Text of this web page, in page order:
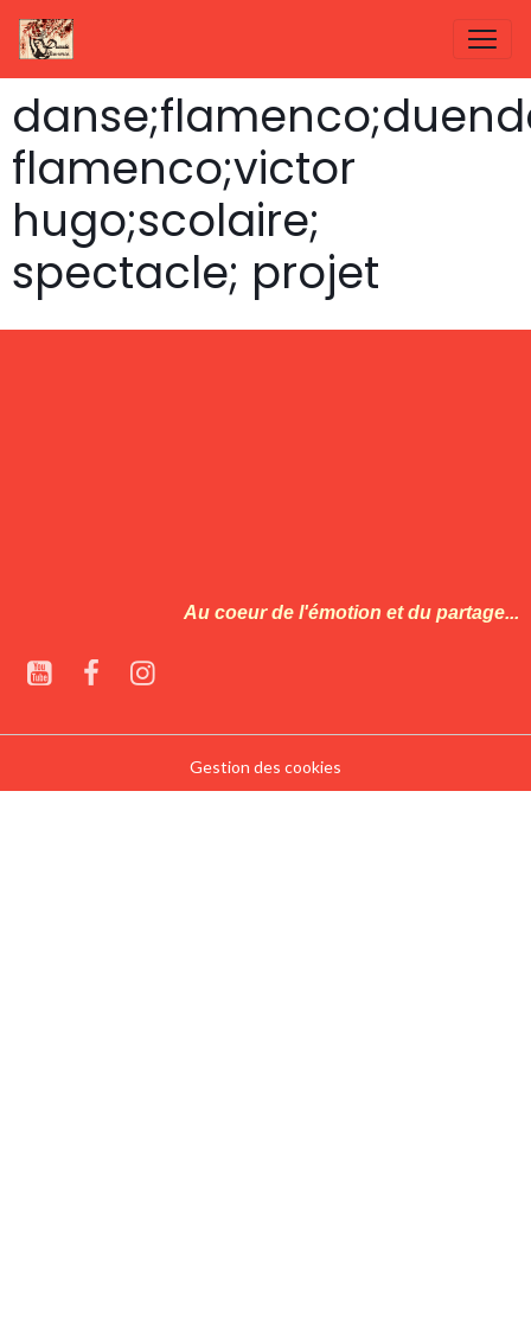
flamenco;victor
hugo;scolaire;
spectacle; projet
Au coeur de l'émotion et du partage...
Gestion des cookies